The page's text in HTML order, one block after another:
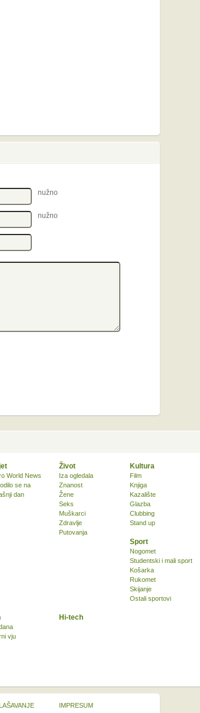
nužno
nužno
World News
se na
dan
Život
Iza ogledala
Znanost
Žene
Seks
Muškarci
Zdravlje
Putovanja
Kultura
Film
Knjiga
Kazalište
Glazba
Clubbing
Stand up
Sport
Nogomet
Studentski i mali sport
Košarka
Rukomet
Skijanje
Ostali sportovi
vju
Hi-tech
IMPRESUM